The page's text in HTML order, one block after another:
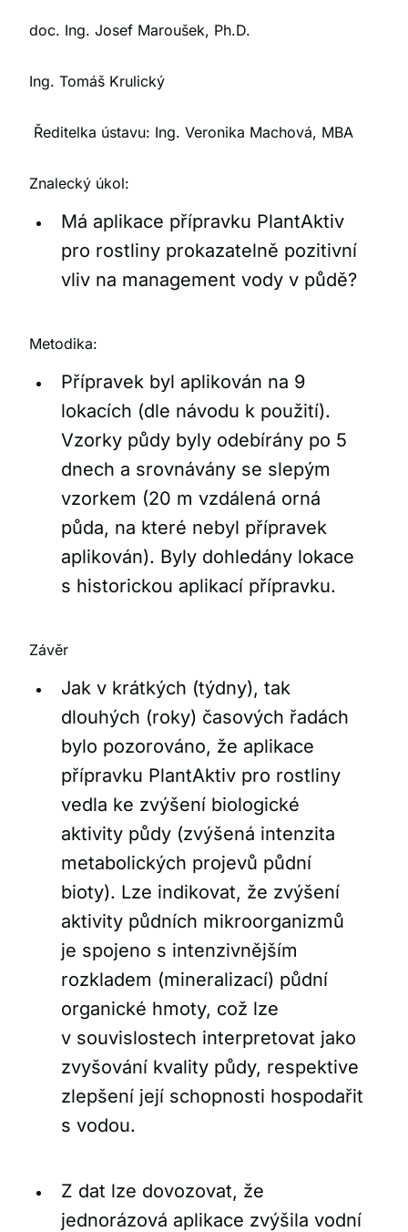
doc. Ing. Josef Maroušek, Ph.D.
Ing. Tomáš Krulický
Ředitelka ústavu: Ing. Veronika Machová, MBA
Znalecký úkol:
Má aplikace přípravku PlantAktiv
pro rostliny prokazatelně pozitivní
vliv na management vody v půdě?
Metodika:
Přípravek byl aplikován na 9
lokacích (dle návodu k použití).
Vzorky půdy byly odebírány po 5
dnech a srovnávány se slepým
vzorkem (20 m vzdálená orná
půda, na které nebyl přípravek
aplikován). Byly dohledány lokace
s historickou aplikací přípravku.
Závěr
Jak v krátkých (týdny), tak
dlouhých (roky) časových řadách
bylo pozorováno, že aplikace
přípravku PlantAktiv pro rostliny
vedla ke zvýšení biologické
aktivity půdy (zvýšená intenzita
metabolických projevů půdní
bioty). Lze indikovat, že zvýšení
aktivity půdních mikroorganizmů
je spojeno s intenzivnějším
rozkladem (mineralizací) půdní
organické hmoty, což lze
v souvislostech interpretovat jako
zvyšování kvality půdy, respektive
zlepšení její schopnosti hospodařit
s vodou.
Z dat lze dovozovat, že
jednorázová aplikace zvýšila vodní